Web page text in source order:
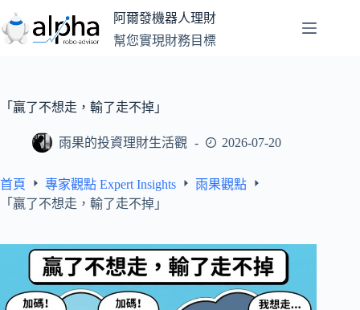
至
主
容
阿爾發機器人理財
幫您實現財務目標
「贏了不想走，輸了走不掉」
雨果的投資理財生活觀 2026-07-20
首頁 專家觀點 Expert Insights
雨果觀點
「贏了不想走，輸了走不掉」